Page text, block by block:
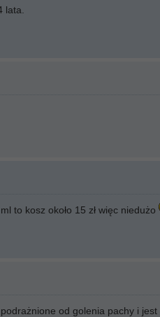
lata.
to kosz około 15 zł więc niedużo
od golenia pachy i jest